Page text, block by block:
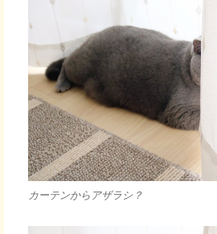
カーテンからアザラシ？